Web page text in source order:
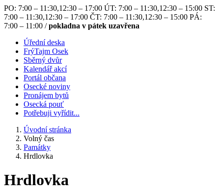
PO: 7:00 – 11:30,12:30 – 17:00 ÚT: 7:00 – 11:30,12:30 – 15:00 ST:
7:00 – 11:30,12:30 – 17:00 ČT: 7:00 – 11:30,12:30 – 15:00 PÁ:
7:00 – 11:00 /pokladna v pátek uzavřena
Úřední deska
FrýTajm Osek
Sběrný dvůr
Kalendář akcí
Portál občana
Osecké noviny
Pronájem bytů
Osecká pouť
Potřebuji vyřídit...
Úvodní stránka
Volný čas
Památky
Hrdlovka
Hrdlovka